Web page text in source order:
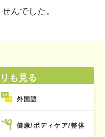
んでした。
も見る
外国語
健康/ボディケア/整体